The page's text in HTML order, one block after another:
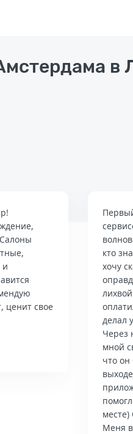
в
и
ценит свое
кто
хочу
делал
Через
мной
что он
Меня